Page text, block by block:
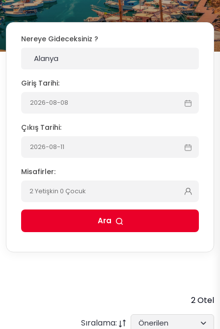
Nereye Gideceksiniz ?
Giriş Tarihi:
Çıkış Tarihi:
Misafirler:
2 Yetişkin 0 Çocuk
Ara
2 Otel
Sıralama:
Önerilen